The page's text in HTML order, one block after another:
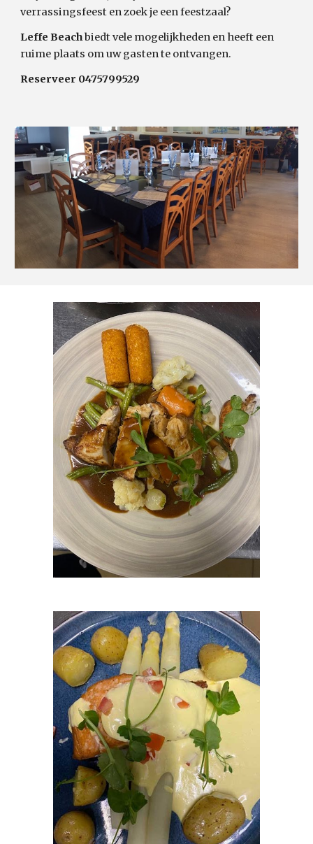
verrassingsfeest en zoek je een feestzaal?
Leffe Beachbiedt vele mogelijkheden en heeft een
ruime plaats om uw gasten te ontvangen.
Reserveer 0475799529